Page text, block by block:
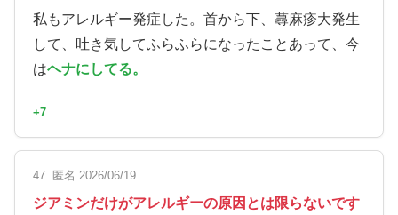
私もアレルギー発症した。首から下、蕁麻疹大発生
して、吐き気してふらふらになったことあって、今
はヘナにしてる。
+7
47. 匿名 2026/06/19
ジアミンだけがアレルギーの原因とは限らないです